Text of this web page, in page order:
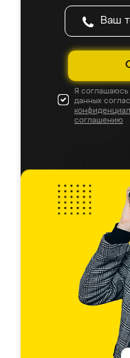
Я соглашаюсь
данных
соглашению